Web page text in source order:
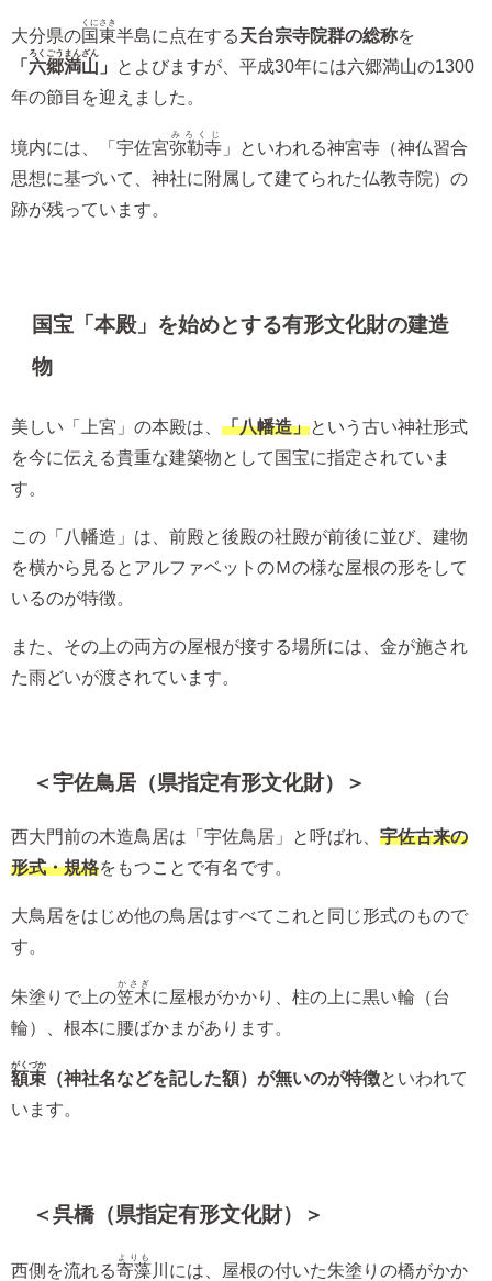
大分県の国東
くにさき
半島に点在する天台宗寺院群の総称を
「 六郷満山
ろくごうまんざん
」
とよびますが、平成30年には六郷満山の1300
年の節目を迎えました。
境内には、「宇佐宮弥勒寺
みろくじ
」といわれる神宮寺（神仏習合
思想に基づいて、神社に附属して建てられた仏教寺院）の
跡が残っています。
国宝「本殿」を始めとする有形文化財の建造
物
美しい「上宮」の本殿は、 「八幡造」という古い神社形式
を今に伝える貴重な建築物として国宝に指定されていま
す。
この「八幡造」は、前殿と後殿の社殿が前後に並び、建物
を横から見るとアルファベットのＭの様な屋根の形をして
いるのが特徴。
また、その上の両方の屋根が接する場所には、金が施され
た雨どいが渡されています。
＜宇佐鳥居（県指定有形文化財）＞
西大門前の木造鳥居は「宇佐鳥居」と呼ばれ、 宇佐古来の
形式・規格をもつことで有名です。
大鳥居をはじめ他の鳥居はすべてこれと同じ形式のもので
す。
朱塗りで上の笠木
かさぎ
に屋根がかかり、柱の上に黒い輪（台
輪）、根本に腰ばかまがあります。
額束
がくづか
（神社名などを記した額）が無いのが特徴といわれて
います。
＜呉橋（県指定有形文化財）＞
西側を流れる寄藻
よりも
川には、屋根の付いた朱塗りの橋がかか